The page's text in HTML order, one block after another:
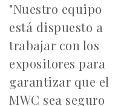
"Nuestro equipo
está dispuesto a
trabajar con los
expositores para
garantizar que el
MWC sea seguro